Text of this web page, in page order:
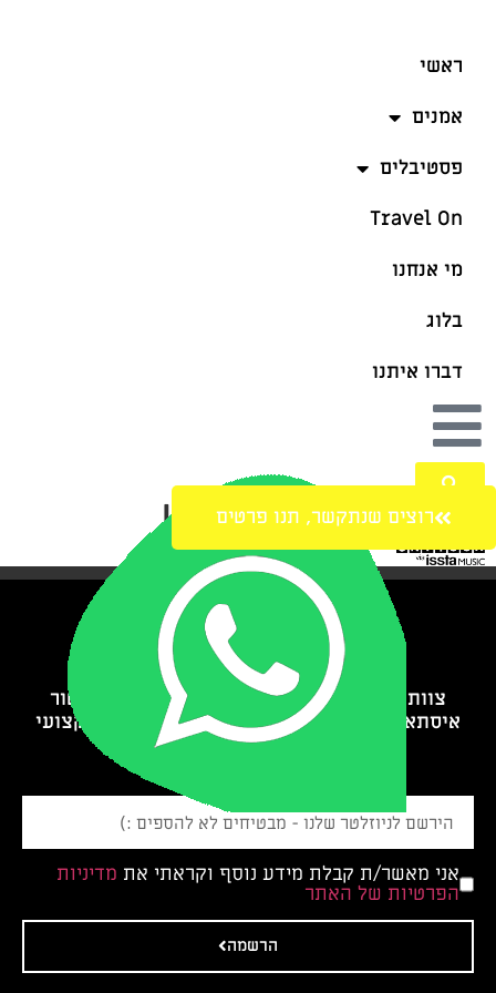
ראשי
אמנים
פסטיבלים
Travel On
מי אנחנו
בלוג
דברו איתנו
רוצים שנתקשר, תנו פרטים
Hcc Montblanc
צוות מומחי ההופעות והפסטיבלים מבית און.טור
איסתא מיוזיק ישמח לתת לכם את השירות המקצועי
והאמין ביותר שניתן ללא פשרות.
אני מאשר/ת קבלת מידע נוסף וקראתי את מדיניות
הפרטיות של האתר
הרשמה